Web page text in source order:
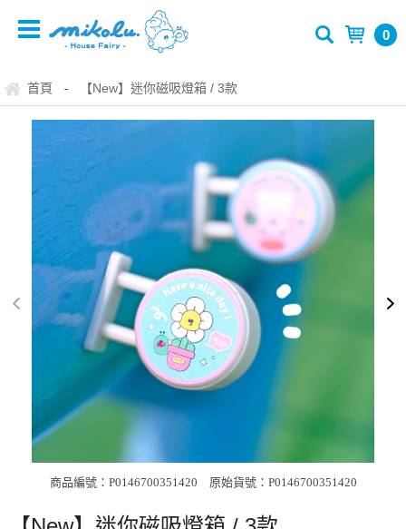
0
首頁 - 【New】迷你磁吸燈箱 / 3款
商品編號：P0146700351420 原始貨號：P0146700351420